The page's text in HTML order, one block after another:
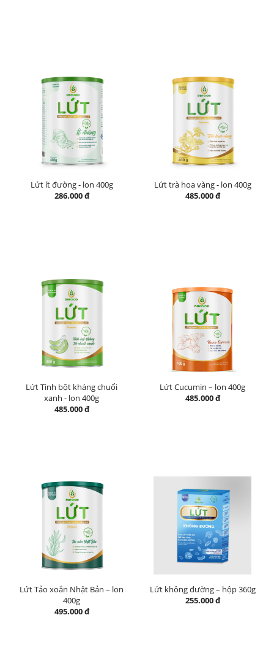
Lứt ít đường - lon 400g
286.000 đ
Lứt trà hoa vàng - lon 400g
485.000 đ
Lứt Tinh bột kháng chuối
xanh - lon 400g
485.000 đ
Lứt Cucumin – lon 400g
485.000 đ
Lứt Tảo xoắn Nhật Bản – lon
400g
495.000 đ
Lứt không đường – hộp 360g
255.000 đ